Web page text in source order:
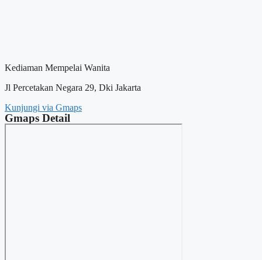
Kediaman Mempelai Wanita
Jl Percetakan Negara 29, Dki Jakarta
Kunjungi via Gmaps
Gmaps Detail